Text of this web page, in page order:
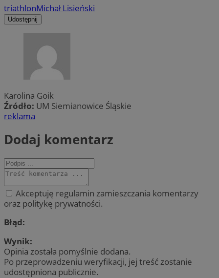
triathlonMichał Lisieński
Udostępnij
Karolina Goik
Źródło: UM Siemianowice Śląskie
reklama
Dodaj komentarz
Akceptuję regulamin zamieszczania komentarzy
oraz politykę prywatności.
Błąd:
Wynik:
Opinia została pomyślnie dodana.
Po przeprowadzeniu weryfikacji, jej treść zostanie
udostępniona publicznie.